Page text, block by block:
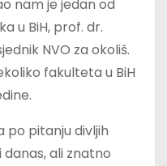
nam je jedan od
u BiH, prof. dr.
NVO za okoliš.
fakulteta u BiH
po pitanju divljih
ali znatno